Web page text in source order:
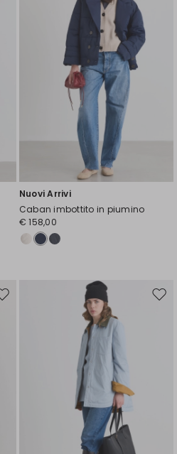
Nuovi Arrivi
Caban imbottito in piumino
€ 158,00
Sposta